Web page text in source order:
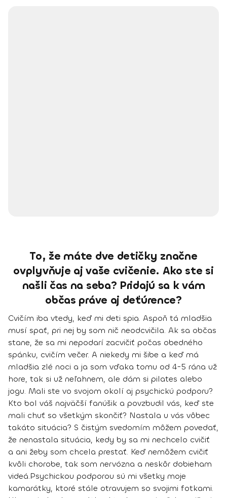
To, že máte dve detičky značne
ovplyvňuje aj vaše cvičenie. Ako ste si
našli čas na seba? Pridajú sa k vám
občas práve aj deťúrence?
Cvičím iba vtedy, keď mi deti spia. Aspoň tá mladšia
musí spať, pri nej by som nič neodcvičila. Ak sa občas
stane, že sa mi nepodarí zacvičiť počas obedného
spánku, cvičím večer. A niekedy mi šibe a keď má
mladšia zlé noci a ja som vďaka tomu od 4-5 rána už
hore, tak si už neľahnem, ale dám si pilates alebo
jogu. Mali ste vo svojom okolí aj psychickú podporu?
Kto bol váš najväčší fanúšik a povzbudil vás, keď ste
mali chuť so všetkým skončiť? Nastala u vás vôbec
takáto situácia? S čistým svedomím môžem povedať,
že nenastala situácia, kedy by sa mi nechcelo cvičiť
a ani žeby som chcela prestať. Keď nemôžem cvičiť
kvôli chorobe, tak som nervózna a neskôr dobieham
videá.Psychickou podporou sú mi všetky moje
kamarátky, ktoré stále otravujem so svojimi fotkami.